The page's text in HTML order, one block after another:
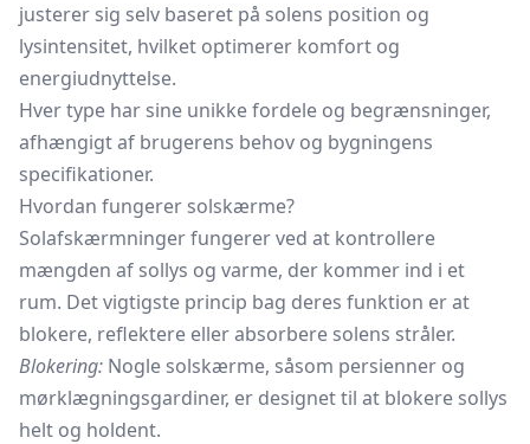
justerer sig selv baseret på solens position og
lysintensitet, hvilket optimerer komfort og
energiudnyttelse.
Hver type har sine unikke fordele og begrænsninger,
afhængigt af brugerens behov og bygningens
specifikationer.
Hvordan fungerer solskærme?
Solafskærmninger fungerer ved at kontrollere
mængden af sollys og varme, der kommer ind i et
rum. Det vigtigste princip bag deres funktion er at
blokere, reflektere eller absorbere solens stråler.
Blokering: Nogle solskærme, såsom persienner og
mørklægningsgardiner, er designet til at blokere sollys
helt og holdent.